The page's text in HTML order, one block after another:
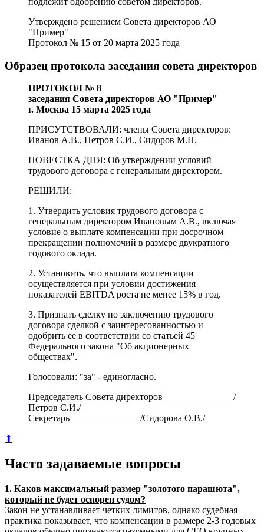
Утверждено решением Совета директоров АО
"Пример"
Протокол № 15 от 20 марта 2025 года
Образец протокола заседания совета директоров
ПРОТОКОЛ № 8
заседания Совета директоров АО "Пример"
г. Москва 15 марта 2025 года
ПРИСУТСТВОВАЛИ: члены Совета директоров:
Иванов А.В., Петров С.И., Сидоров М.П.
ПОВЕСТКА ДНЯ: Об утверждении условий
трудового договора с генеральным директором.
РЕШИЛИ:
1. Утвердить условия трудового договора с
генеральным директором Ивановым А.В., включая
условие о выплате компенсации при досрочном
прекращении полномочий в размере двукратного
годового оклада.
2. Установить, что выплата компенсации
осуществляется при условии достижения
показателей EBITDA роста не менее 15% в год.
3. Признать сделку по заключению трудового
договора сделкой с заинтересованностью и
одобрить ее в соответствии со статьей 45
Федерального закона "Об акционерных
обществах".
Голосовали: "за" - единогласно.
Председатель Совета директоров ______________ /
Петров С.И./
Секретарь ______________ /Сидорова О.В./
⬆
Часто задаваемые вопросы
1. Каков максимальный размер "золотого парашюта",
который не будет оспорен судом?
Закон не устанавливает четких лимитов, однако судебная
практика показывает, что компенсации в размере 2-3 годовых